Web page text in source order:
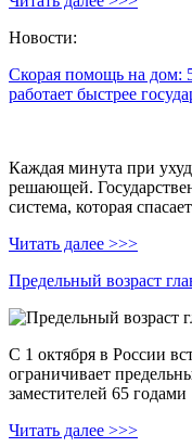
Новости:
Скорая помощь на дом:
работает быстрее
Каждая минута при
решающей.
система, которая
Читать далее >>>
Предельный возраст
С 1 октября в России
ограничивает
заместителей 65 годами
Читать далее >>>